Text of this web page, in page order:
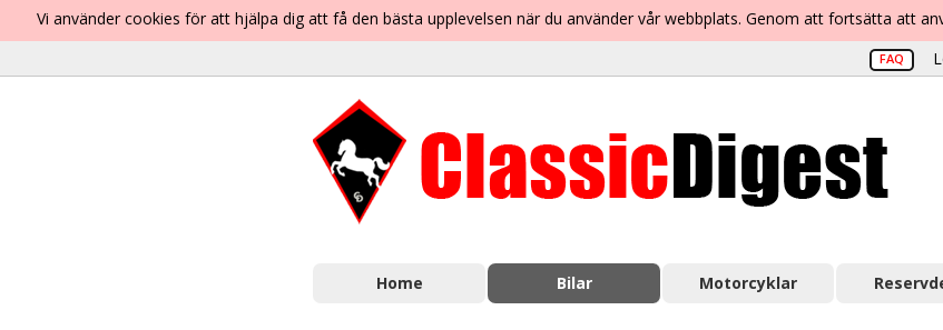
Vi använder cookies för att hjälpa dig att få den bästa upplevelsen när du använder vår webbplats. Genom att fortsätta att
FAQ
Home Bilar Motorcyklar